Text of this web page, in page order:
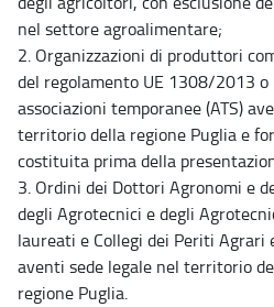
nel settore agroalimentare;
2. Organizzazioni di produttori
del regolamento UE 1308/2013 o
associazioni temporanee (ATS)
territorio della regione Puglia e
costituita prima della
3. Ordini dei Dottori Agronomi e
degli Agrotecnici e degli
laureati e Collegi dei Periti
aventi sede legale nel territorio
regione Puglia.